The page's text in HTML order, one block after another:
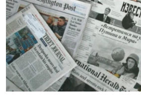
СПЕЦПРОЕКТИ
ДЕПОРТАЦІЯ
ВІДЕОУРОКИ «ELIFBE»
СВІДЧЕННЯ ОКУПАЦІЇ
УКРАЇНСЬКА ПРОБЛЕМА КРИМУ
ЯК ОБІЙТИ БЛОКУВАННЯ
Русский
Qırımtatar